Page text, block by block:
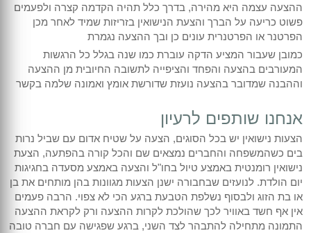
צילומי משפחה
תדמית ועסקים
ההצעה עצמה היא מהירה, בדרך כלל תהיה הקדמה קצרה ולפעמים
פשוט כריעה על הברך והצעת הנישואין בזריזות שמיד לאחר מכן
הפרטנר או הפרטנרית עונים כן ובך ההצעה נגמרת
כמובן שעבור המציע הדקה עוברת כמו שנה בגלל כל הרגשות
המעורבים בהצעה והפחד והציפייה לתשובה החיובית מן ההצעה
וההבנה שמדובר בהצעה נועזת שדורשת אומץ ואמונה שלמה בקשר
אנחנו שותפים לרעיון
הצעות נישואין יש בכל הסוגים, הצעה על שטיח אדום עם שביל נרות
בים כשהמשפחה והחברים נמצאים שם והכל קורה בהפתעה, הצעת
נישואין רומנטית באמצע טיול בחו"ל והצעה באמצע מסעדה בחגיגות
יום הולדת. לנועזים שבחבורה ישנן הצעות מגוונות בהן מותחים את בן
או בת הזוג ולבסוף נשלפת הטבעת ברגע הכי לא צפוי. הרבה פעמים
אין אף חשד באוויר לכך שהולכת לקרות ההצעה ורק לקראת ההצעה
התמונה מתחילה להתבהר לצד השני, ברגע שפגישה עם חברה טובה